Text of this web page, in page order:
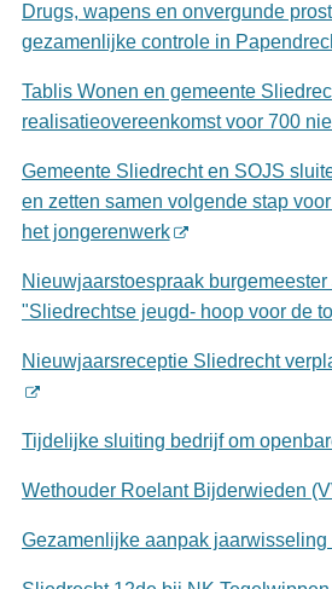
Drugs, wapens en onvergunde
gezamenlijke controle in
Tablis Wonen en gemeente
realisatieovereenkomst voor 700
Gemeente Sliedrecht en SOJS
en zetten samen volgende stap
het jongerenwerk
Nieuwjaarstoespraak burgemeester
"Sliedrechtse jeugd- hoop voor de
Nieuwjaarsreceptie Sliedrecht
Tijdelijke sluiting bedrijf om
Wethouder Roelant Bijderwieden
Gezamenlijke aanpak jaarwisseling